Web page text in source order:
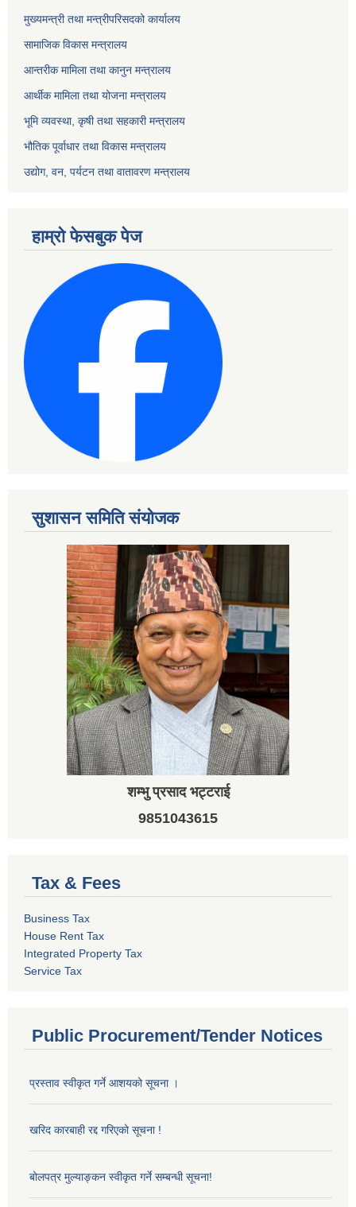
मुख्यमन्त्री तथा मन्त्रीपरिसदको कार्यालय
सामाजिक विकास मन्त्रालय
आन्तरीक मामिला तथा कानुन मन्त्रालय
आर्थीक मामिला तथा योजना मन्त्रालय
भूमि व्यवस्था, कृषी तथा सहकारी मन्त्रालय
भौतिक पूर्वाधार तथा विकास मन्त्रालय
उद्योग, वन, पर्यटन तथा वातावरण मन्त्रालय
हाम्रो फेसबुक पेज
सुशासन समिति संयोजक
शम्भु प्रसाद भट्टराई
9851043615
Tax & Fees
Business Tax
House Rent Tax
Integrated Property Tax
Service Tax
Public Procurement/Tender Notices
प्रस्ताव स्वीकृत गर्ने आशयको सूचना ।
खरिद कारबाही रद्द गरिएको सूचना !
बोलपत्र मुल्याङ्कन स्वीकृत गर्ने सम्बन्धी सूचना!